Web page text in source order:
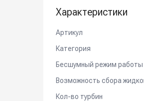
- Круглая насадка-щетка.
Применение:
Уборка на маленькой
Характеристики
Артикул
Категория
Бесшумный режим работы
Возможность сбора
Кол-во турбин